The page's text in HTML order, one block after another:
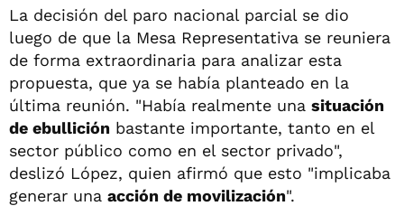
La decisión del paro nacional parcial se dio
luego de que la Mesa Representativa se reuniera
de forma extraordinaria para analizar esta
propuesta, que ya se había planteado en la
última reunión. "Había realmente una situación
de ebullición bastante importante, tanto en el
sector público como en el sector privado",
deslizó López, quien afirmó que esto "implicaba
generar una acción de movilización".